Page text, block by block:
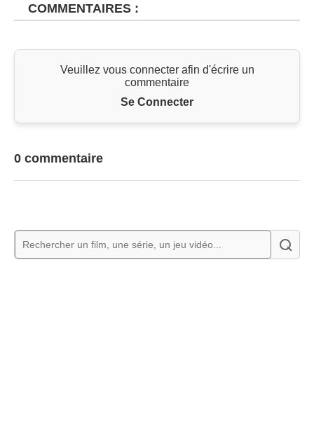
COMMENTAIRES :
Veuillez vous connecter afin d'écrire un
commentaire
Se Connecter
0 commentaire